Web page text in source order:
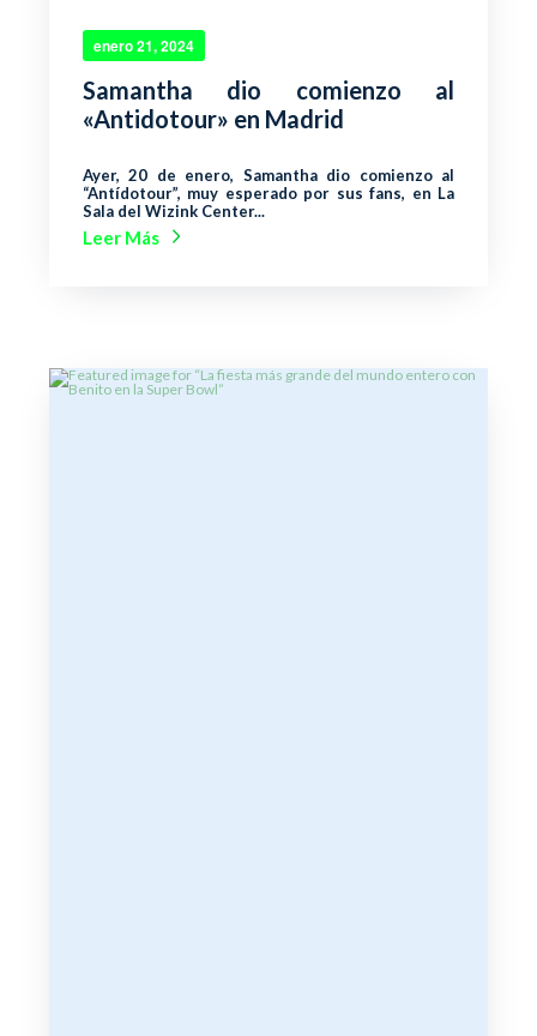
enero 21, 2024
Samantha dio comienzo al
«Antidotour» en Madrid
Ayer, 20 de enero, Samantha dio comienzo al
“Antídotour”, muy esperado por sus fans, en La
Sala del Wizink Center...
Leer Más